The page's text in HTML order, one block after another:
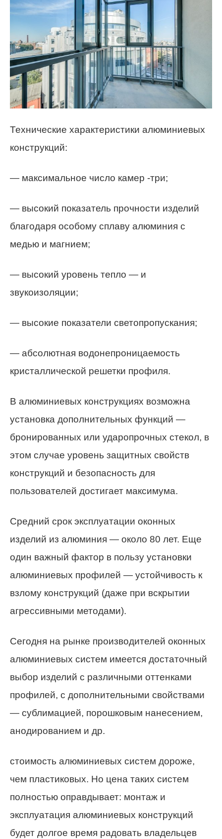
Технические характеристики алюминиевых
конструкций:
— максимальное число камер -три;
— высокий показатель прочности изделий
благодаря особому сплаву алюминия с
медью и магнием;
— высокий уровень тепло — и
звукоизоляции;
— высокие показатели светопропускания;
— абсолютная водонепроницаемость
кристаллической решетки профиля.
В алюминиевых конструкциях возможна
установка дополнительных функций —
бронированных или ударопрочных стекол, в
этом случае уровень защитных свойств
конструкций и безопасность для
пользователей достигает максимума.
Средний срок эксплуатации оконных
изделий из алюминия — около 80 лет. Еще
один важный фактор в пользу установки
алюминиевых профилей — устойчивость к
взлому конструкций (даже при вскрытии
агрессивными методами).
Сегодня на рынке производителей оконных
алюминиевых систем имеется достаточный
выбор изделий с различными оттенками
профилей, с дополнительными свойствами
— сублимацией, порошковым нанесением,
анодированием и др.
стоимость алюминиевых систем дороже,
чем пластиковых. Но цена таких систем
полностью оправдывает: монтаж и
эксплуатация алюминиевых конструкций
будет долгое время радовать владельцев